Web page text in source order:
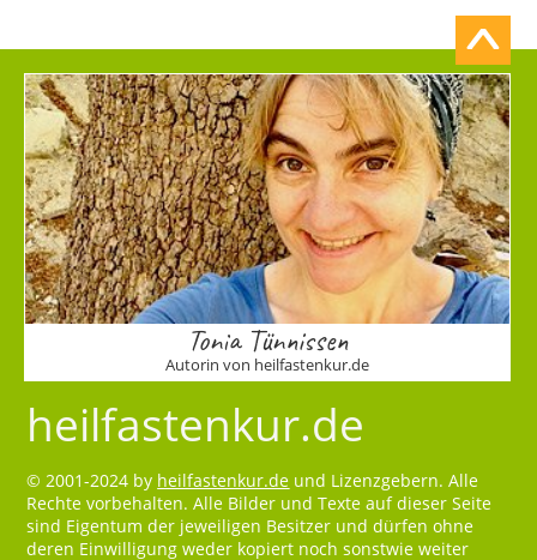
Tonia Tünnissen
Autorin von heilfastenkur.de
heilfastenkur.de
© 2001-2024 by heilfastenkur.de und Lizenzgebern. Alle
Rechte vorbehalten. Alle Bilder und Texte auf dieser Seite
sind Eigentum der jeweiligen Besitzer und dürfen ohne
deren Einwilligung weder kopiert noch sonstwie weiter